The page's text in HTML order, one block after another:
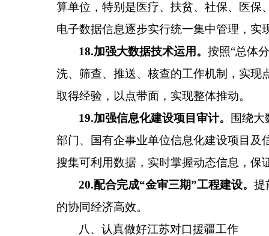
算单位，特别是医疗、扶贫、社保、医保
电子数据信息逐步实行统一集中管理，实
18.加强大数据技术运用 。按照“总体
洗、筛查、推送、核查的工作机制
，实现
取得经验，以点带面，实现整体推动。
19.加强信息化建设项目审计。
围绕
部门、国有企事业单位信息化建设项目及
搜集可利用数据，实时掌握动态信息，保
20.配合完成“金审三期”工程建设。提
的协同经济高效。
八、认真做好江苏对口援疆工作